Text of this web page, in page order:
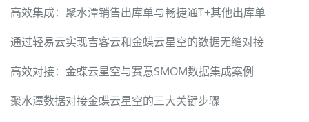
高效集成：聚水潭销售出库单与畅捷通T+其他出库单
通过轻易云实现吉客云和金蝶云星空的数据无缝对接
高效对接：金蝶云星空与赛意SMOM数据集成案例
聚水潭数据对接金蝶云星空的三大关键步骤